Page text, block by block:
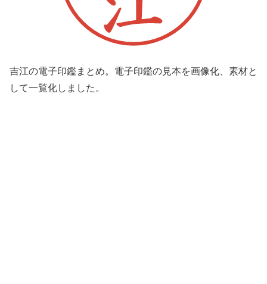
吉江の電子印鑑まとめ。電子印鑑の見本を画像化、素材と
して一覧化しました。